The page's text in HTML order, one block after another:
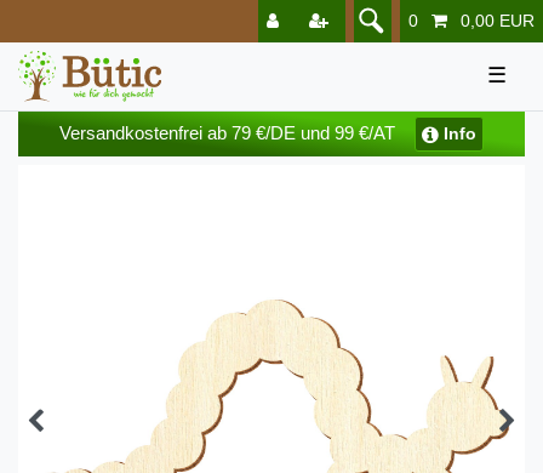
0 0,00 EUR
☰
Versandkostenfrei ab 79 €/DE und 99 €/AT Info